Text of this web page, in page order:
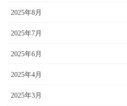
2025年8月
2025年7月
2025年6月
2025年4月
2025年3月